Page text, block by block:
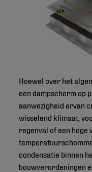
Hoewel over het
een dampscherm op
aanwezigheid ervan
wisselend klimaat,
regenval of een hoge
condensatie binnen
bouwverordeningen